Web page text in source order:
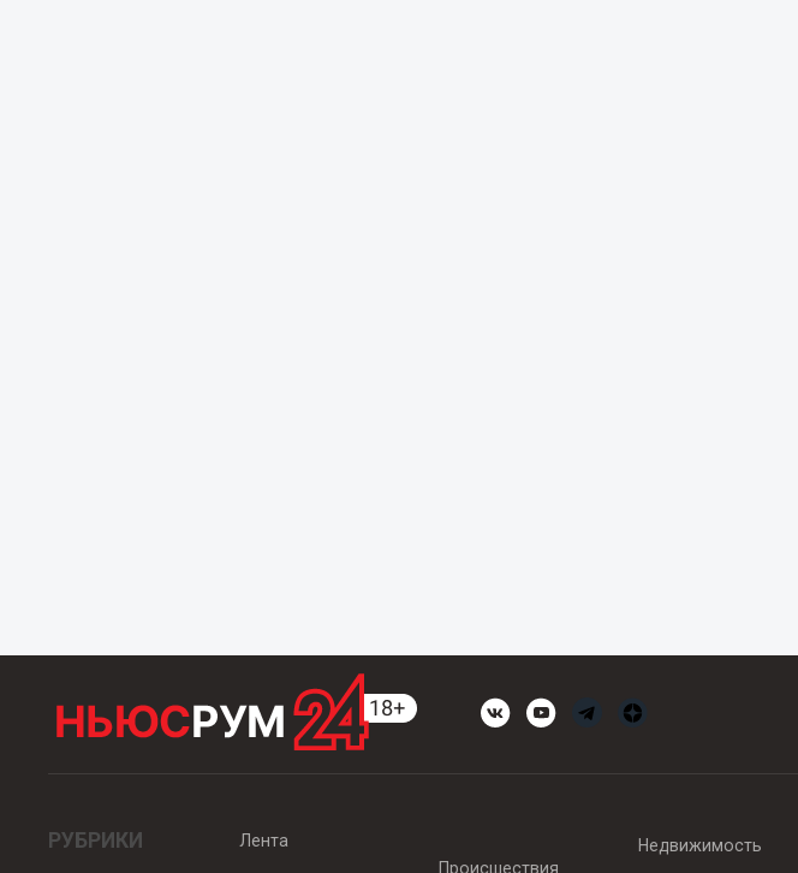
РУБРИКИ
Лента
Происшествия
Недвижимость